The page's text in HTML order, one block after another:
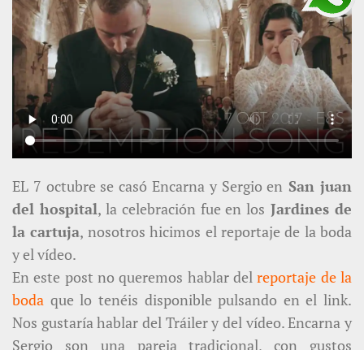
EL 7 octubre se casó Encarna y Sergio en San juan
del hospital, la celebración fue en los Jardines de
la cartuja, nosotros hicimos el reportaje de la boda
y el vídeo.
En este post no queremos hablar delreportaje de la
boda que lo tenéis disponible pulsando en el link.
Nos gustaría hablar del Tráiler y del vídeo. Encarna y
Sergio son una pareja tradicional, con gustos